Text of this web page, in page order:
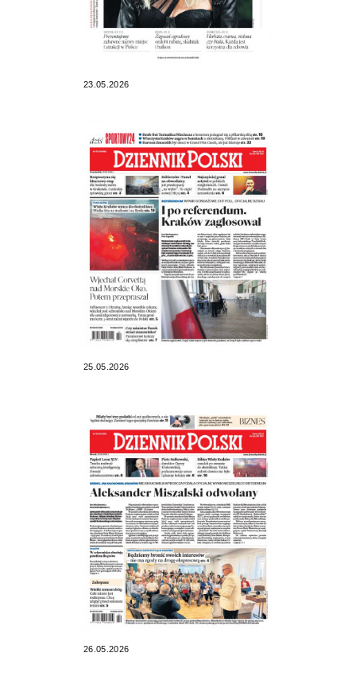
23.05.2026
25.05.2026
26.05.2026